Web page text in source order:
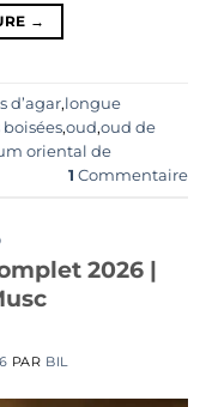
→
d’agar,longue
boisées,oud,oud de
oriental de
1 Commentaire
2026 |
PAR BIL